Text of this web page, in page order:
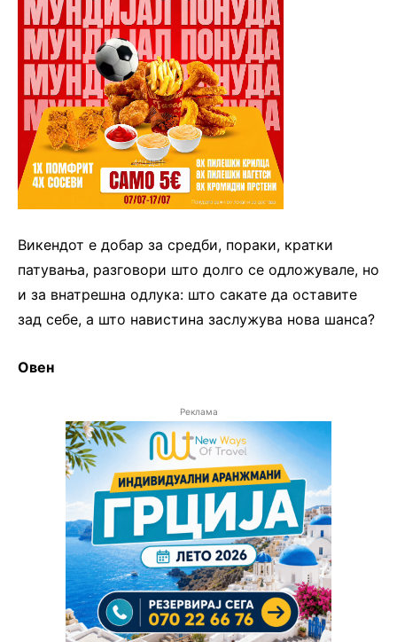
Викендот е добар за средби, пораки, кратки
патувања, разговори што долго се одложувале, но
и за внатрешна одлука: што сакате да оставите
зад себе, а што навистина заслужува нова шанса?
Овен
Реклама